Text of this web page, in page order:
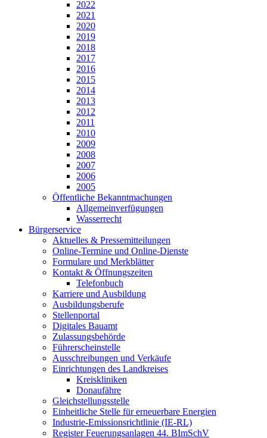
2022
2021
2020
2019
2018
2017
2016
2015
2014
2013
2012
2011
2010
2009
2008
2007
2006
2005
Öffentliche Bekanntmachungen
Allgemeinverfügungen
Wasserrecht
Bürgerservice
Aktuelles & Pressemitteilungen
Online-Termine und Online-Dienste
Formulare und Merkblätter
Kontakt & Öffnungszeiten
Telefonbuch
Karriere und Ausbildung
Ausbildungsberufe
Stellenportal
Digitales Bauamt
Zulassungsbehörde
Führerscheinstelle
Ausschreibungen und Verkäufe
Einrichtungen des Landkreises
Kreiskliniken
Donaufähre
Gleichstellungsstelle
Einheitliche Stelle für erneuerbare Energien
Industrie-Emissionsrichtlinie (IE-RL)
Register Feuerungsanlagen 44. BImSchV